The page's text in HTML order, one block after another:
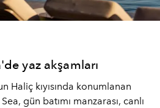
yaz akşamları
Haliç kıyısında konumlanan
, gün batımı manzarası, canlı